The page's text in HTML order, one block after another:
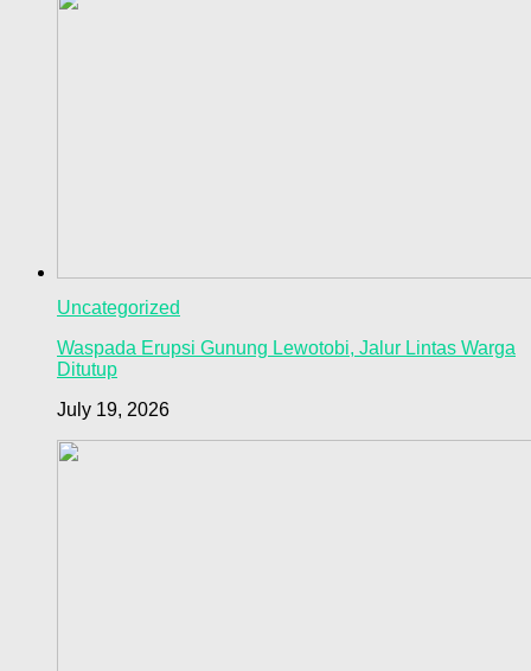
Uncategorized
Waspada Erupsi Gunung Lewotobi, Jalur Lintas Warga
Ditutup
July 19, 2026